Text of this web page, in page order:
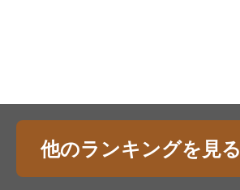
他のランキングを見る